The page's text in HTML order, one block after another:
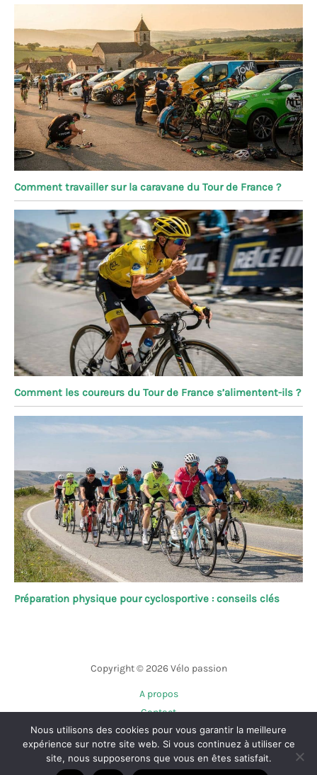
Comment travailler sur la caravane du Tour de France ?
Comment les coureurs du Tour de France s’alimentent-ils ?
Préparation physique pour cyclosportive : conseils clés
Copyright © 2026 Vélo passion
A propos
Contact
Plan du site
Mentions légales
Politique de confidentialité
Nous utilisons des cookies pour vous garantir la meilleure
expérience sur notre site web. Si vous continuez à utiliser ce
site, nous supposerons que vous en êtes satisfait.